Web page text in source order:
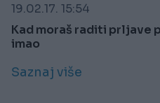
19.02.17. 15:54
Kad moraš raditi prljave
imao
Saznaj više